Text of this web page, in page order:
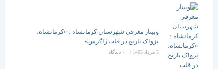
وبینار معرفی شهرستان کرمانشاه : «کرمانشاه،
پژواک تاریخ در قلب زاگرس»
5 مرداد 1405 / ۰ دیدگاه